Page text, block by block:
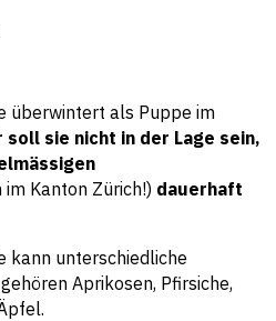
überwintert als Puppe im
sie nicht in der Lage sein,
im Kanton Zürich!) dauerhaft
kann unterschiedliche
Aprikosen, Pfirsiche,